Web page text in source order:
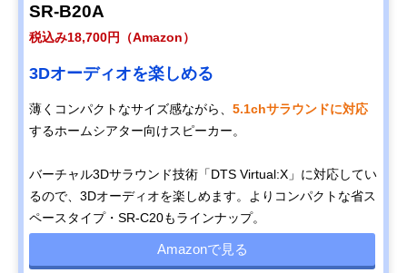
SR-B20A
税込み18,700円（Amazon）
3Dオーディオを楽しめる
薄くコンパクトなサイズ感ながら、 5.1chサラウンドに対応
するホームシアター向けスピーカー。
バーチャル3Dサラウンド技術「DTS Virtual:X」に対応してい
るので、3Dオーディオを楽しめます。よりコンパクトな省ス
ペースタイプ・SR-C20もラインナップ。
Amazonで見る